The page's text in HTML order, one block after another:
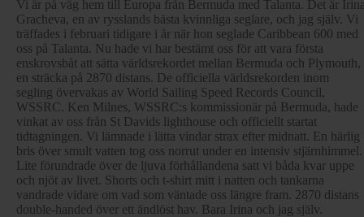
Vi är på väg hem till Europa från Bermuda med Talanta. Det är
Gracheva, en av rysslands bästa kvinnliga seglare, och jag själv. Vi
träffades i februari tidigare i år när hon seglade Caribbean 600 med
oss på Talanta. Nu hade vi har bestämt oss för att vara första
enskrovsbåt att sätta världsrekordet mellan Bermuda och Plymouth,
en sträcka på 2870 distans. De officiella världsrekorden inom
segling övervakas av World Sailing Speed Records Council,
WSSRC. Ken Milnes, WSSRC:s kommissionär på Bermuda, hade
vinkat av oss från St Davids lighthouse och officiellt startat
tidtagningen. Vi lämnade i lätta vindar strax efter midnatt. En härlig
bris över smult vatten tog oss norrut under en intensiv stjärnhimmel.
Lite förundrade över de ljuva förhållandena satt vi båda kvar uppe
och njöt av livet. Shorts och t-shirt mitt i natten och tankarna
vandrade vidare om vad som väntade oss längre fram. 2870 distans
double-handed över ett ändlöst hav. Bara Irina och jag själv.